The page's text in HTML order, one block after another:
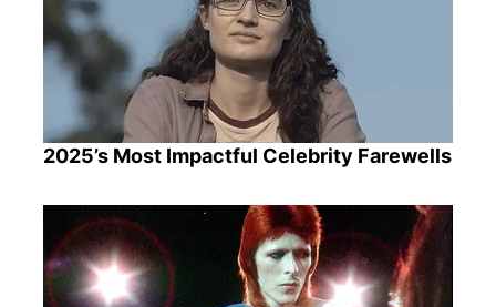
2025’s Most Impactful Celebrity Farewells